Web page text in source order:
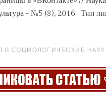
- №5 (8), 2016 . Тип
В СОЦИОЛОГИЧЕСКИЕ